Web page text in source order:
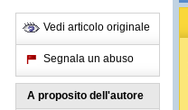
Vedi articolo originale
Segnala un abuso
A proposito dell'autore